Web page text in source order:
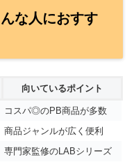
な人におすす
向いているポイント
コスパ◎のPB商品が多数
商品ジャンルが広く便利
専門家監修のLABシリーズ